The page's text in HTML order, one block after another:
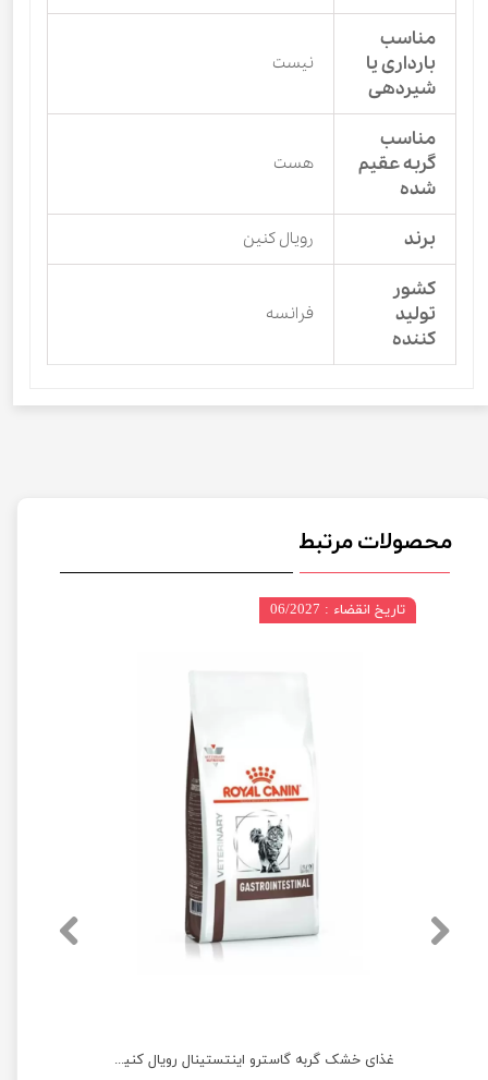
مناسب
بارداری یا
شیردهی
نیست
مناسب
گربه عقیم
شده
هست
برند رویال کنین
کشور
تولید
کننده
فرانسه
محصولات مرتبط
غذای خشک گربه گاسترو اینتستینال رویال کنین وزن 2 کیلوگرم
تاریخ انقضاء : 06/2027